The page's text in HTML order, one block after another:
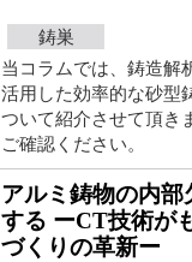
鋳巣
当コラムでは、鋳造解
活用した効率的な砂型
ついて紹介させて頂き
ご確認ください。
アルミ鋳物の内部
する ーCT技術が
づくりの革新ー